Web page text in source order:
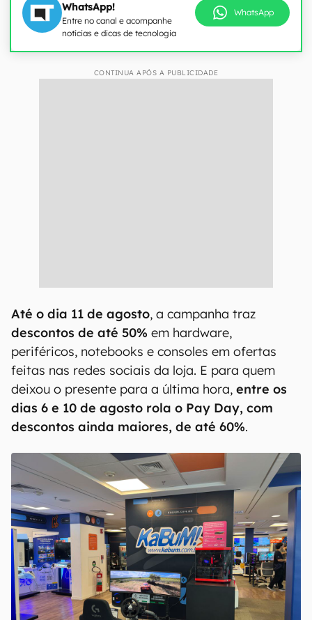
WhatsApp!
Entre no canal e acompanhe
notícias e dicas de tecnologia
WhatsApp
CONTINUA APÓS A PUBLICIDADE
Até o dia 11 de agosto, a campanha traz
descontos de até 50% em hardware,
periféricos, notebooks e consoles em ofertas
feitas nas redes sociais da loja. E para quem
deixou o presente para a última hora, entre os
dias 6 e 10 de agosto rola o Pay Day, com
descontos ainda maiores, de até 60%.